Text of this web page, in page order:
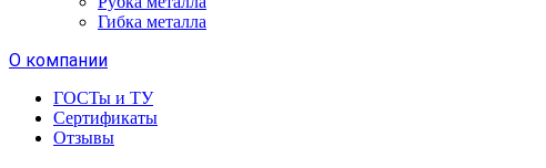
Гибка металла
О компании
ГОСТы и ТУ
Сертификаты
Отзывы